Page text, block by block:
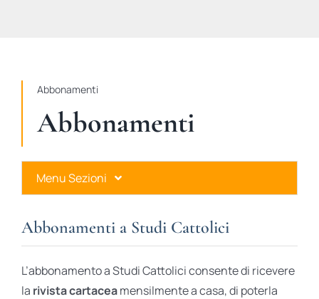
Abbonamenti
Abbonamenti
Menu Sezioni
Ares Gold
Ares Digital
Abbonamenti a Studi Cattolici
L’abbonamento a Studi Cattolici consente di ricevere
la rivista cartaceamensilmente a casa, di poterla